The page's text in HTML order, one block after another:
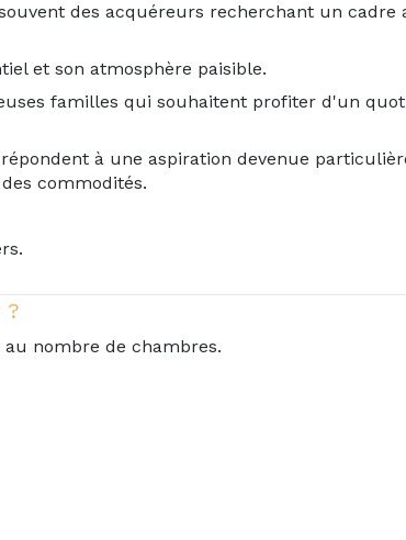
des acquéreurs recherchant un cadre
et son atmosphère paisible.
familles qui souhaitent profiter d'un
répondent à une aspiration devenue
commodités.
?
nombre de chambres.